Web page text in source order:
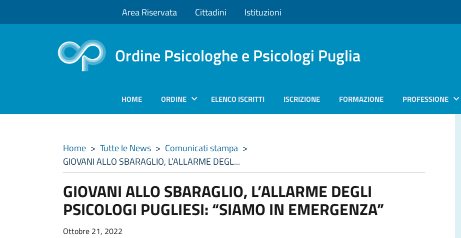
Area Riservata Cittadini Istituzioni
Ordine Psicologhe e Psicologi Puglia
HOME ORDINE ELENCO ISCRITTI ISCRIZIONE FORMAZIONE PROFESSIONE
Home > Tutte le News > Comunicati stampa >
GIOVANI ALLO SBARAGLIO, L’ALLARME DEGL...
GIOVANI ALLO SBARAGLIO, L’ALLARME DEGLI
PSICOLOGI PUGLIESI: “SIAMO IN EMERGENZA”
Ottobre 21, 2022